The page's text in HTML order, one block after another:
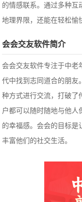
的情感联系。通过多种互
地理界限，还能在轻松愉
会会交友软件简介
会会交友软件专注于中老
代中找到志同道合的朋友
种方式进行交流，打破了
户都可以随时随地与他人
的幸福感。会会的目标是
丰富他们的社交生活。